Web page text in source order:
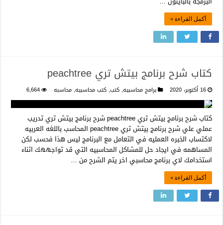
أكمل القراءة »
كتاب شرح برنامج بيتش تري peachtree
16 أكتوبر، 2020 برامج محاسبيه, كتب, كتب محاسبيه, محاسبه 6,664
كتاب شرح برنامج بيتش تري peachtree شرح برنامج بيتش تري تدريب
عملي علي شرح برنامج بيتش تري peachtree المحاسب باللغه العربيه
لاكتساب الخبره العمليه في التعامل مع البرنامج ليس هذا فحسب لكن
المساهمه في ايجاد حل للمشاكل المحاسبيه التي قد تواجههك اثناء
استخدامك لاي برنامج محاسبي اخر يتم الشرح من …
أكمل القراءة »